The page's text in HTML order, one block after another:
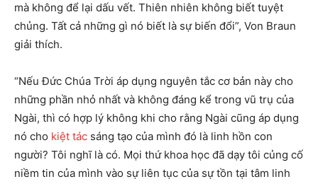
mà không để lại dấu vết. Thiên nhiên không biết tuyệt
chủng. Tất cả những gì nó biết là sự biến đổi”, Von Braun
giải thích.
“Nếu Đức Chúa Trời áp dụng nguyên tắc cơ bản này cho
những phần nhỏ nhất và không đáng kể trong vũ trụ của
Ngài, thì có hợp lý không khi cho rằng Ngài cũng áp dụng
nó cho kiệt tác sáng tạo của mình đó là linh hồn con
người? Tôi nghĩ là có. Mọi thứ khoa học đã dạy tôi củng cố
niềm tin của mình vào sự liên tục của sự tồn tại tâm linh